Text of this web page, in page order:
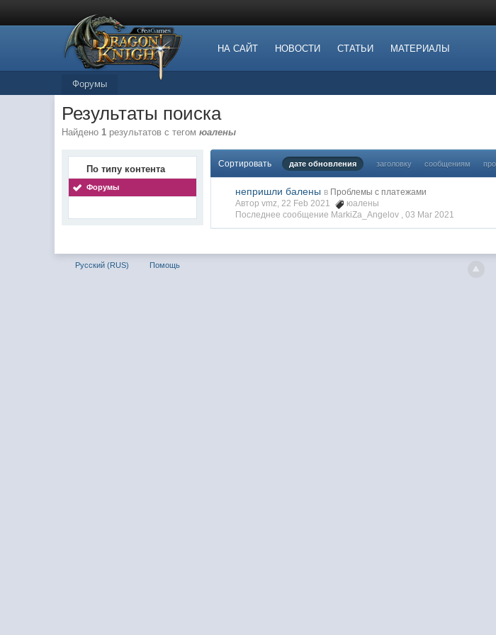
НА САЙТ НОВОСТИ СТАТЬИ МАТЕРИАЛЫ
Форумы
Результаты поиска
Найдено1 результатов с тегомюалены
По типу контента
Форумы
Сортировать дате обновления заголовку сообщениям
непришли балены в Проблемы с платежами
Автор vmz, 22 Feb 2021
юалены
Последнее сообщение MarkiZa_Angelov ,03 Mar 2021
Русский (RUS) Помощь